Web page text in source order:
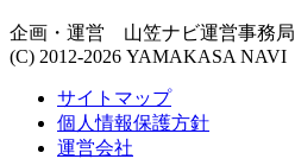
企画・運営 山笠ナビ運営事務局
(C) 2012-2026 YAMAKASA NAVI
サイトマップ
個人情報保護方針
運営会社